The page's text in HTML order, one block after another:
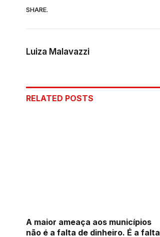
SHARE.
Luiza Malavazzi
RELATED POSTS
A maior ameaça aos municípios
não é a falta de dinheiro. É a falta